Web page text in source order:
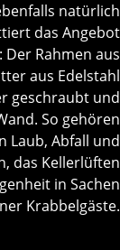
natürlich
das Angebot
Rahmen aus
aus Edelstahl
geschraubt und
So gehören
Laub, Abfall und
das Kellerlüften
in Sachen
Krabbelgäste.